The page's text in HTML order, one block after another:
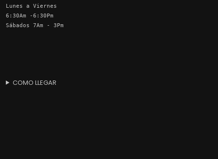
Lunes a Viernes
6:30Am -6:30Pm
Sábados 7Am - 3Pm
COMO LLEGAR